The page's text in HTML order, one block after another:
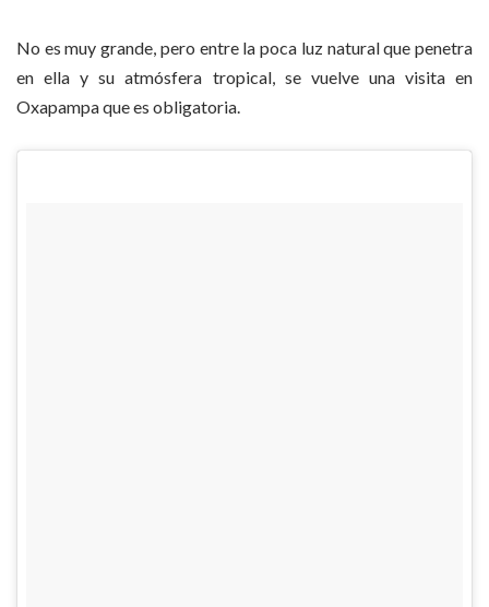
No es muy grande, pero entre la poca luz natural que penetra
en ella y su atmósfera tropical, se vuelve una visita en
Oxapampa que es obligatoria.